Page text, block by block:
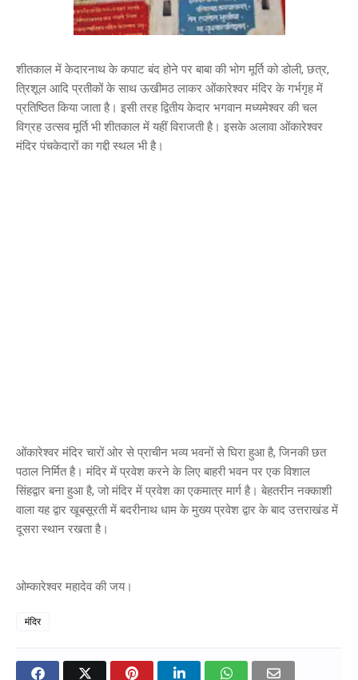
शीतकाल में केदारनाथ के कपाट बंद होने पर बाबा की भोग मूर्ति को डोली, छत्र,
त्रिशूल आदि प्रतीकों के साथ ऊखीमठ लाकर ओंकारेश्वर मंदिर के गर्भगृह में
प्रतिष्ठित किया जाता है। इसी तरह द्वितीय केदार भगवान मध्यमेश्वर की चल
विग्रह उत्सव मूर्ति भी शीतकाल में यहीं विराजती है। इसके अलावा ओंकारेश्वर
मंदिर पंचकेदारों का गद्दी स्थल भी है।
ओंकारेश्वर मंदिर चारों ओर से प्राचीन भव्य भवनों से घिरा हुआ है, जिनकी छत
पठाल निर्मित है। मंदिर में प्रवेश करने के लिए बाहरी भवन पर एक विशाल
सिंहद्वार बना हुआ है, जो मंदिर में प्रवेश का एकमात्र मार्ग है। बेहतरीन नक्काशी
वाला यह द्वार खूबसूरती में बदरीनाथ धाम के मुख्य प्रवेश द्वार के बाद उत्तराखंड में
दूसरा स्थान रखता है।
ओम्कारेश्वर महादेव की जय।
मंदिर